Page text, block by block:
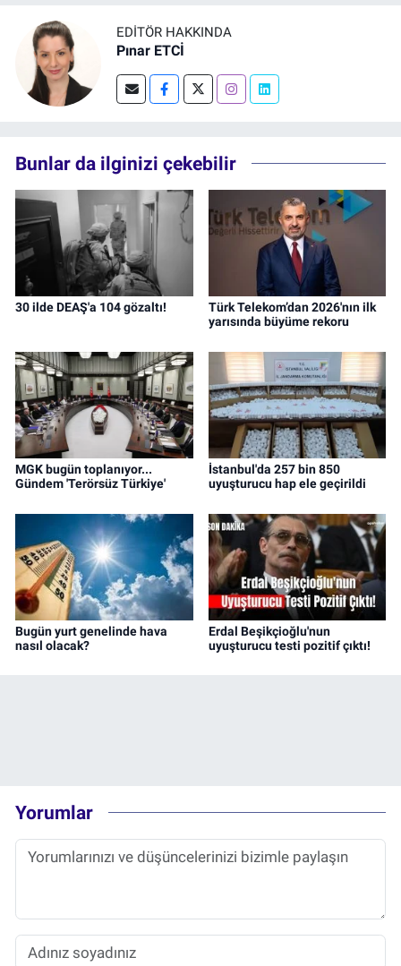
EDITÖR HAKKINDA
Pınar ETCİ
Bunlar da ilginizi çekebilir
30 ilde DEAŞ'a 104 gözaltı!
Türk Telekom’dan 2026'nın ilk
yarısında büyüme rekoru
MGK bugün toplanıyor...
Gündem 'Terörsüz Türkiye'
İstanbul'da 257 bin 850
uyuşturucu hap ele geçirildi
Bugün yurt genelinde hava
nasıl olacak?
Erdal Beşikçioğlu'nun
uyuşturucu testi pozitif çıktı!
Yorumlar